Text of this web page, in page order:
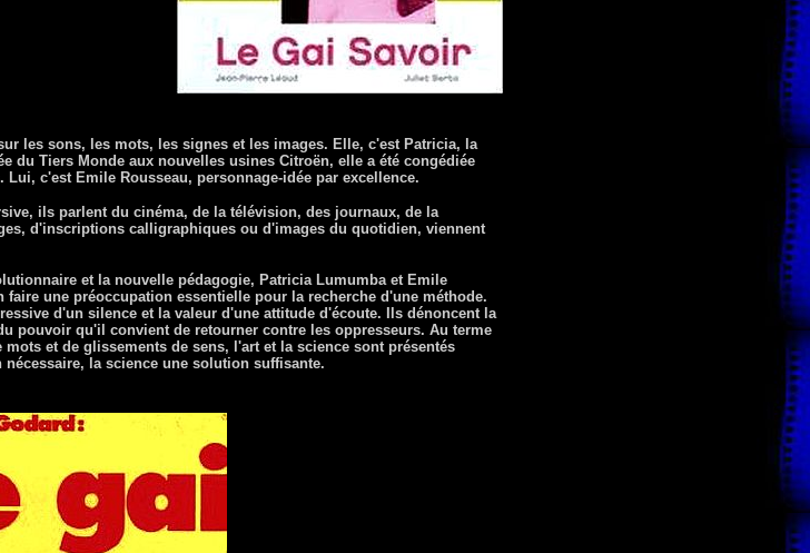
les sons, les mots, les signes et les images. Elle, c'est Patricia, la
du Tiers Monde aux nouvelles usines Citroën, elle a été congédiée
c'est Emile Rousseau, personnage-idée par excellence.
ils parlent du cinéma, de la télévision, des journaux, de la
d'inscriptions calligraphiques ou d'images du quotidien, viennent
et la nouvelle pédagogie, Patricia Lumumba et Emile
une préoccupation essentielle pour la recherche d'une méthode.
d'un silence et la valeur d'une attitude d'écoute. Ils dénoncent la
pouvoir qu'il convient de retourner contre les oppresseurs. Au terme
et de glissements de sens, l'art et la science sont présentés
la science une solution suffisante.